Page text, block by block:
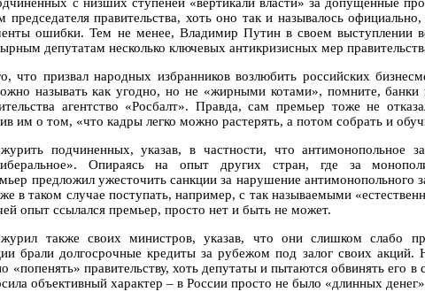
председателя правительства, хоть оно так и называлось
ошибки. Тем не менее, Владимир Путин в своем выступлении
депутатам несколько ключевых антикризисных мер
что призвал народных избранников возлюбить российских
называть как угодно, но не «жирными котами», помните,
агентство «Росбалт». Правда, сам премьер тоже не
им о том, «что кадры легко можно растерять, а потом собрать и
подчиненных, указав, в частности, что антимонопольное
Опираясь на опыт других стран, где за
предложил ужесточить санкции за нарушение антимонопольного
в таком случае поступать, например, с так называемыми
опыт ссылался премьер, просто нет и быть не может.
также своих министров, указав, что они слишком слабо
брали долгосрочные кредиты за рубежом под залог своих акций.
«попенять» правительству, хоть депутаты и пытаются обвинять его
объективный характер – в России просто не было «длинных